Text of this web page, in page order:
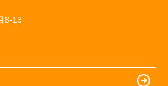
8-13